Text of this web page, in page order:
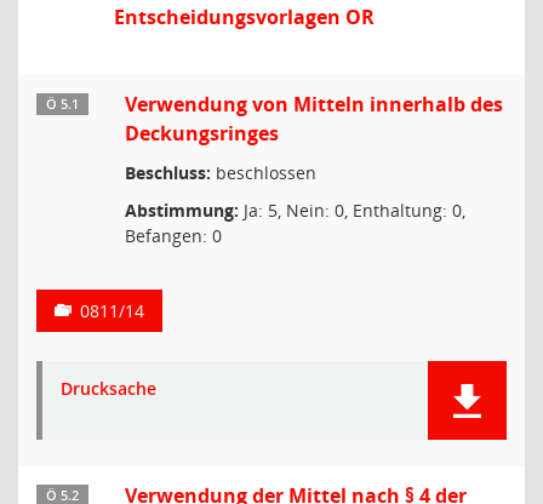
Entscheidungsvorlagen OR
Ö 5.1
Verwendung von Mitteln innerhalb des
Deckungsringes
Beschluss: beschlossen
Abstimmung: Ja: 5, Nein: 0, Enthaltung: 0,
Befangen: 0
0811/14
Drucksache
Ö 5.2
Verwendung der Mittel nach § 4 der